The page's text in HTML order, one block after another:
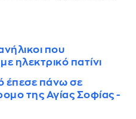
που
ηλεκτρικό πατίνι
έπεσε πάνω σε
της Αγίας Σοφίας -